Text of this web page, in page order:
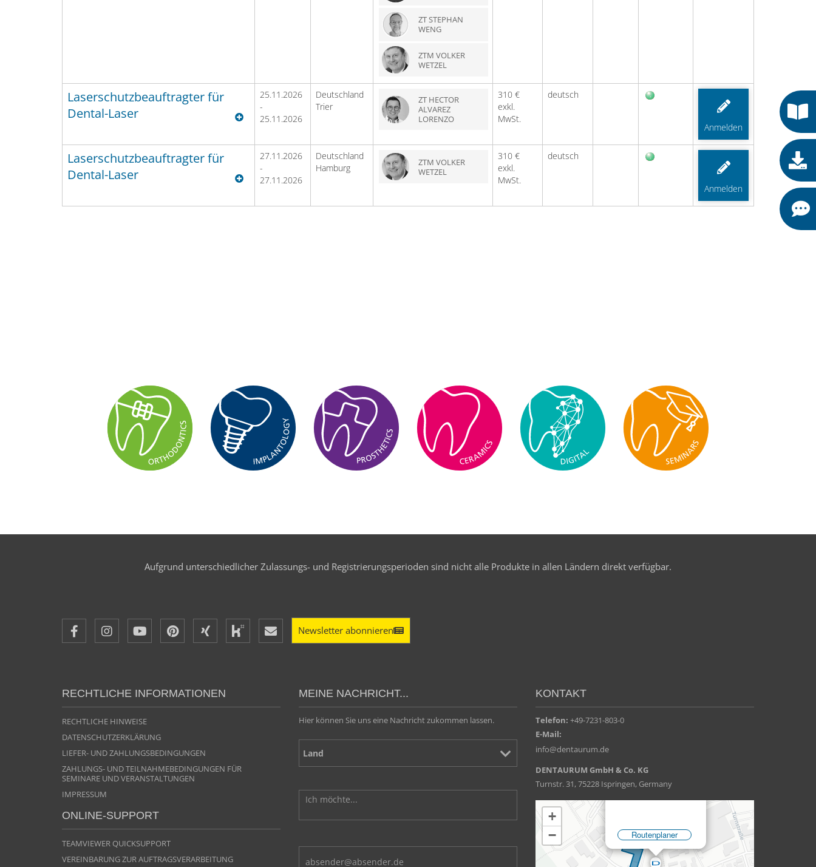
CHRISTOPH STRAUCH
ZT OLIVER SEMMLER
ZTM VOLKER WETZEL
CHRISTOPH STRAUCH
ZTM VOLKER WETZEL
ZT STEPHAN
WENG
ZTM VOLKER
WETZEL
Laserschutzbeauftragter für
Dental-Laser
25.11.2026
-
25.11.2026
Deutschland
Trier
ZT HECTOR
ALVAREZ
LORENZO
310 €
exkl.
MwSt.
deutsch
Anmelden
Laserschutzbeauftragter für
Dental-Laser
ZTM VOLKER WETZEL
27.11.2026
-
27.11.2026
Deutschland
Hamburg
ZTM VOLKER
WETZEL
310 €
exkl.
MwSt.
deutsch
Anmelden
Aufgrund unterschiedlicher Zulassungs- und Registrierungsperioden sind nicht alle Produkte in allen Ländern direkt verfügbar.
Newsletter abonnieren
RECHTLICHE INFORMATIONEN
RECHTLICHE HINWEISE
DATENSCHUTZERKLÄRUNG
LIEFER- UND ZAHLUNGSBEDINGUNGEN
ZAHLUNGS- UND TEILNAHMEBEDINGUNGEN FÜR
SEMINARE UND VERANSTALTUNGEN
IMPRESSUM
ONLINE-SUPPORT
TEAMVIEWER QUICKSUPPORT
VEREINBARUNG ZUR AUFTRAGSVERARBEITUNG
MEINE NACHRICHT...
Hier können Sie uns eine Nachricht zukommen lassen.
KONTAKT
Telefon: +49-7231-803-0
E-Mail:
info@dentaurum.de
DENTAURUM GmbH & Co. KG
Turnstr. 31, 75228 Ispringen, Germany